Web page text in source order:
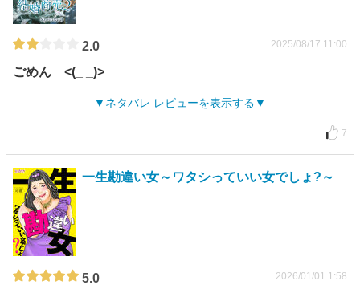
2.0 2025/08/17 11:00
ごめん <(_ _)>
ネタバレ レビューを表示する
7
一生勘違い女～ワタシっていい女でしょ?～
5.0 2026/01/01 1:58